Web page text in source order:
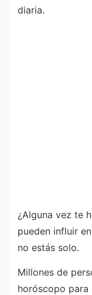
diaria.
¿Alguna vez te
pueden influir
no estás solo.
Millones de
horóscopo